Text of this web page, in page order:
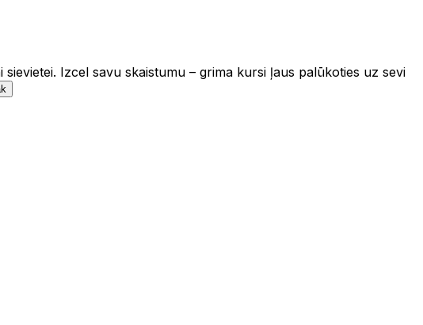
Izcel savu skaistumu – grima kursi ļaus palūkoties uz sevi